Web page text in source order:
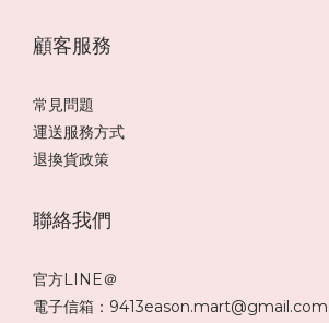
顧客服務
常見問題
運送服務方式
退換貨政策
聯絡我們
官方LINE＠
電子信箱：9413eason.mart@gmail.com